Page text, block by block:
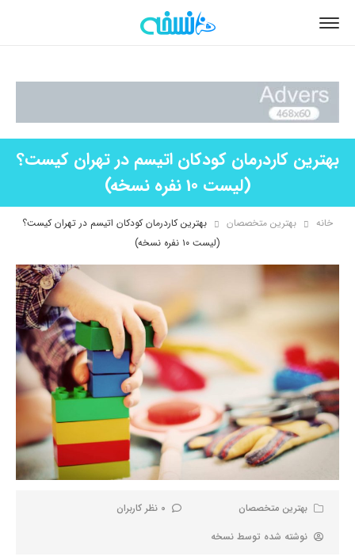
بهترین کاردرمان کودکان اتیسم در تهران کیست؟
(لیست 10 نفره نسخه)
خانه بهترین متخصصان
بهترین کاردرمان کودکان اتیسم در تهران کیست؟
(لیست ۱۰ نفره نسخه)
بهترین متخصصان
0 نظر کاربران
نوشته شده توسط نسخه